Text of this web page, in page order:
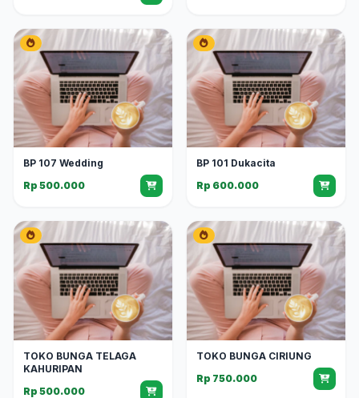
BP 107 Wedding
Rp 500.000
BP 101 Dukacita
Rp 600.000
TOKO BUNGA TELAGA
KAHURIPAN
Rp 500.000
TOKO BUNGA CIRIUNG
Rp 750.000